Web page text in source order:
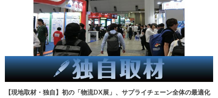
【現地取材・独自】初の「物流DX展」、サプライチェーン全体の最適化